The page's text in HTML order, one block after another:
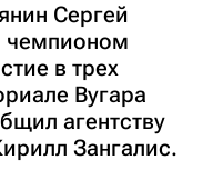
Сергей
чемпионом
в трех
Вугара
агентству
Зангалис.